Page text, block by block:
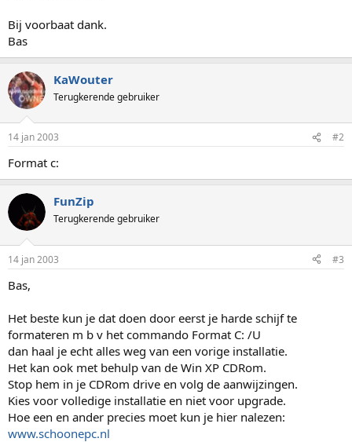
Bij voorbaat dank.
Bas
KaWouter
Terugkerende gebruiker
14 jan 2003 #2
Format c:
FunZip
Terugkerende gebruiker
14 jan 2003 #3
Bas,
Het beste kun je dat doen door eerst je harde schijf te
formateren m b v het commando Format C: /U
dan haal je echt alles weg van een vorige installatie.
Het kan ook met behulp van de Win XP CDRom.
Stop hem in je CDRom drive en volg de aanwijzingen.
Kies voor volledige installatie en niet voor upgrade.
Hoe een en ander precies moet kun je hier nalezen:
www.schoonepc.nl